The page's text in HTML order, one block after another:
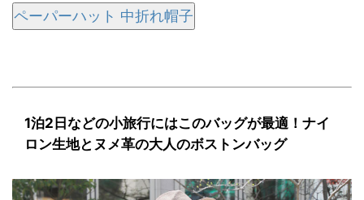
ペーパーハット 中折れ帽子
1泊2日などの小旅行にはこのバッグが最適！ナイ
ロン生地とヌメ革の大人のボストンバッグ